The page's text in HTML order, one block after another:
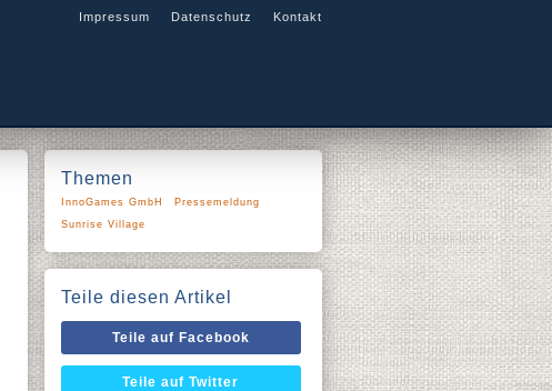
Impressum Datenschutz Kontakt
Themen
InnoGames GmbH
Pressemeldung
Sunrise Village
Teile diesen Artikel
Teile auf Facebook
Teile auf Twitter